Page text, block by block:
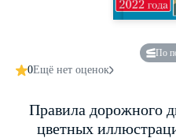
По
0Ещё нет оценок
Правила дорожного
цветных